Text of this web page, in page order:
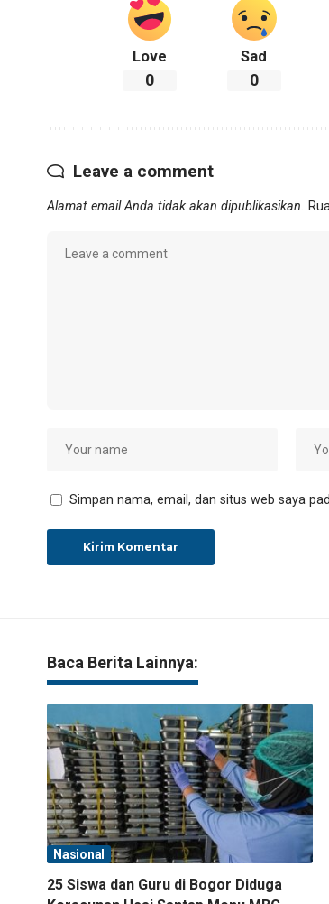
Love
0
Sad
0
Leave a comment
Alamat email Anda tidak akan dipublikasikan.
Simpan nama, email, dan situs web saya
Baca Berita Lainnya:
Nasional
25 Siswa dan Guru di Bogor Diduga